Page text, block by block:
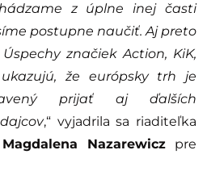
z úplne inej časti
postupne naučiť. Aj preto
značiek Action, KiK,
že európsky trh je
prijať aj ďalších
,“ vyjadrila sa riaditeľka
Magdalena Nazarewicz pre